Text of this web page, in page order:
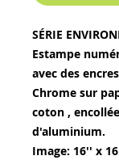
SÉRIE
Estampe
avec des
Chrome sur
coton ,
d'aluminium.
Image: 16'' x